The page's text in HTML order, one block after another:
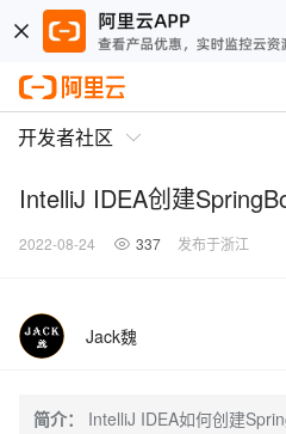
开发者社区
IntelliJ IDEA创建
2022-08-24 337 发布于浙江
Jack魏
简介：
IntelliJ IDEA如何创建